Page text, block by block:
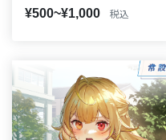
¥500~¥1,000 税込